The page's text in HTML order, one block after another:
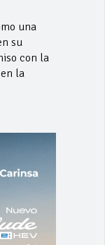
una
su
con la
la